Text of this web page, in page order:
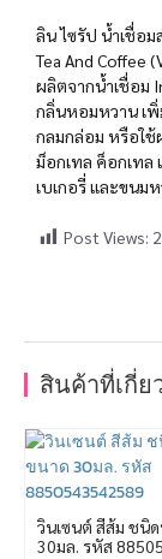
ลิน ไซรัป น้ำเชื่อ
Tea And Coffee
ผลิตจากน้ำเชื่อม
กลิ่นหอมหวาน เพิ่
กลมกล่อม หรือใช้
ม็อกเทล ค็อกเทล
เบเกอรี่ และขนม
Post Views:
สินค้าที่เกี่ย
วินเซนต์ สีส้ม ชนิ
30มล. รหัส